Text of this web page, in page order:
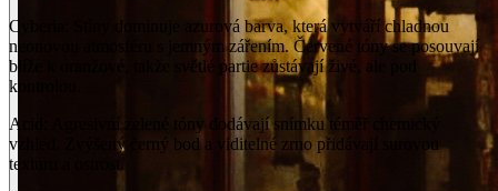
Cyberia: Stíny dominuje azurová barva, která vytváří chladnou
neonovou atmosféru s jemným zářením. Červené tóny se posouvají
blíže k oranžové, takže světlé partie zůstávají živé, ale pod
kontrolou.
Acid: Agresivní zelené tóny dodávají snímku téměř chemický
vzhled. Zvýšený černý bod a viditelné zrno přidávají surovou
texturu a ostrost.